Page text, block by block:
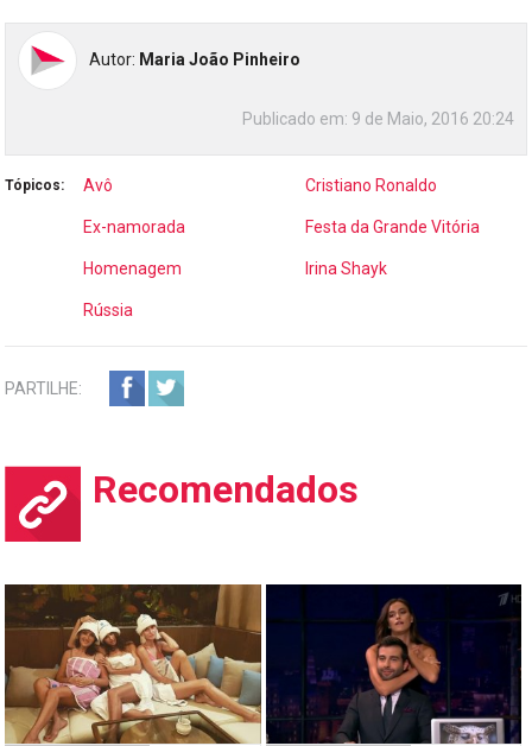
Autor: Maria João Pinheiro
Publicado em: 9 de Maio, 2016 20:24
Tópicos: Avô Cristiano Ronaldo
Ex-namorada Festa da Grande Vitória
Homenagem Irina Shayk
Rússia
PARTILHE:
Recomendados